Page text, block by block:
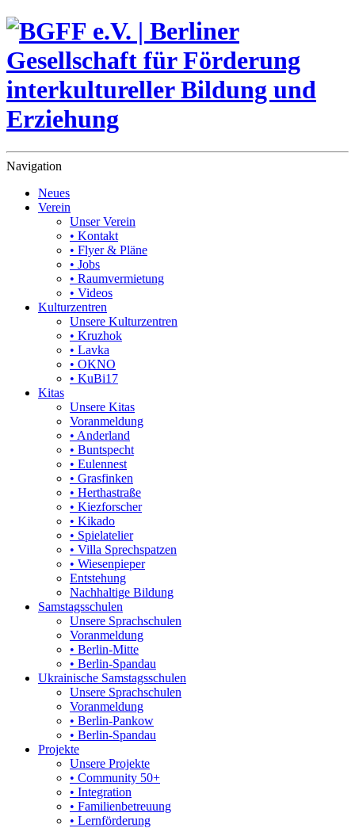
Navigation
Neues
Verein
Unser Verein
• Kontakt
• Flyer & Pläne
• Jobs
• Raumvermietung
• Videos
Kulturzentren
Unsere Kulturzentren
• Kruzhok
• Lavka
• OKNO
• KuBi17
Kitas
Unsere Kitas
Voranmeldung
• Anderland
• Buntspecht
• Eulennest
• Grasfinken
• Herthastraße
• Kiezforscher
• Kikado
• Spielatelier
• Villa Sprechspatzen
• Wiesenpieper
Entstehung
Nachhaltige Bildung
Samstagsschulen
Unsere Sprachschulen
Voranmeldung
• Berlin-Mitte
• Berlin-Spandau
Ukrainische Samstagsschulen
Unsere Sprachschulen
Voranmeldung
• Berlin-Pankow
• Berlin-Spandau
Projekte
Unsere Projekte
• Community 50+
• Integration
• Familienbetreuung
• Lernförderung